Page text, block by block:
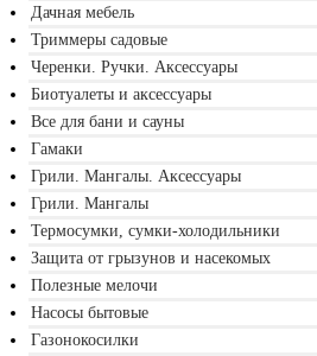
Дачная мебель
Триммеры садовые
Черенки. Ручки. Аксессуары
Биотуалеты и аксессуары
Все для бани и сауны
Гамаки
Грили. Мангалы. Аксессуары
Грили. Мангалы
Термосумки, сумки-холодильники
Защита от грызунов и насекомых
Полезные мелочи
Насосы бытовые
Газонокосилки